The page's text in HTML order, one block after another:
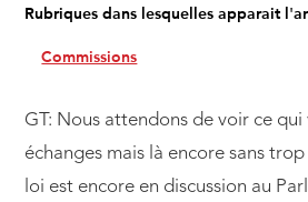
Rubriques dans lesquelles apparait
Commissions
GT: Nous attendons de voir ce
échanges mais là encore sans
loi est encore en discussion au